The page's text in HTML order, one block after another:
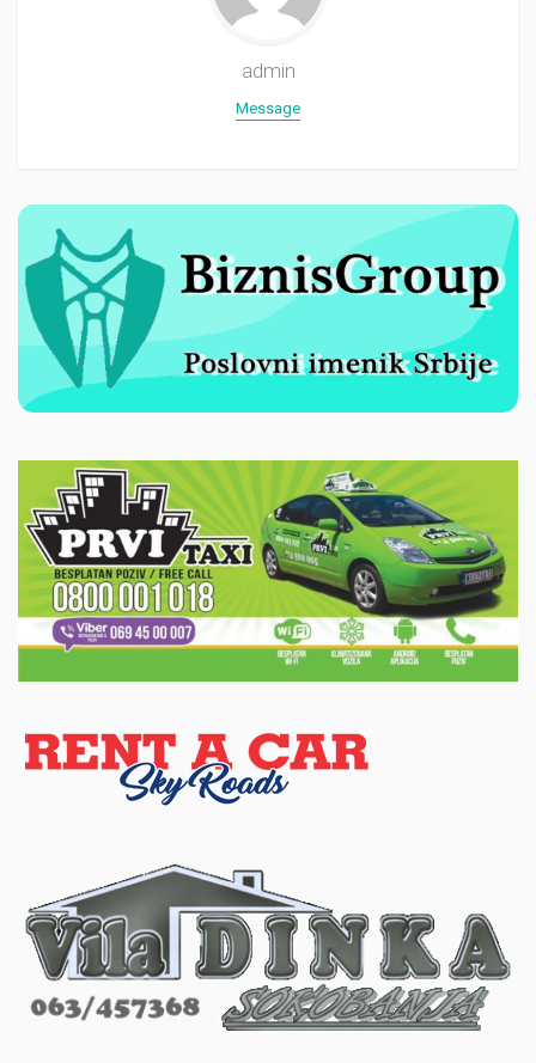
admin
Message